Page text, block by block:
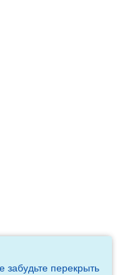
забудьте перекрыть